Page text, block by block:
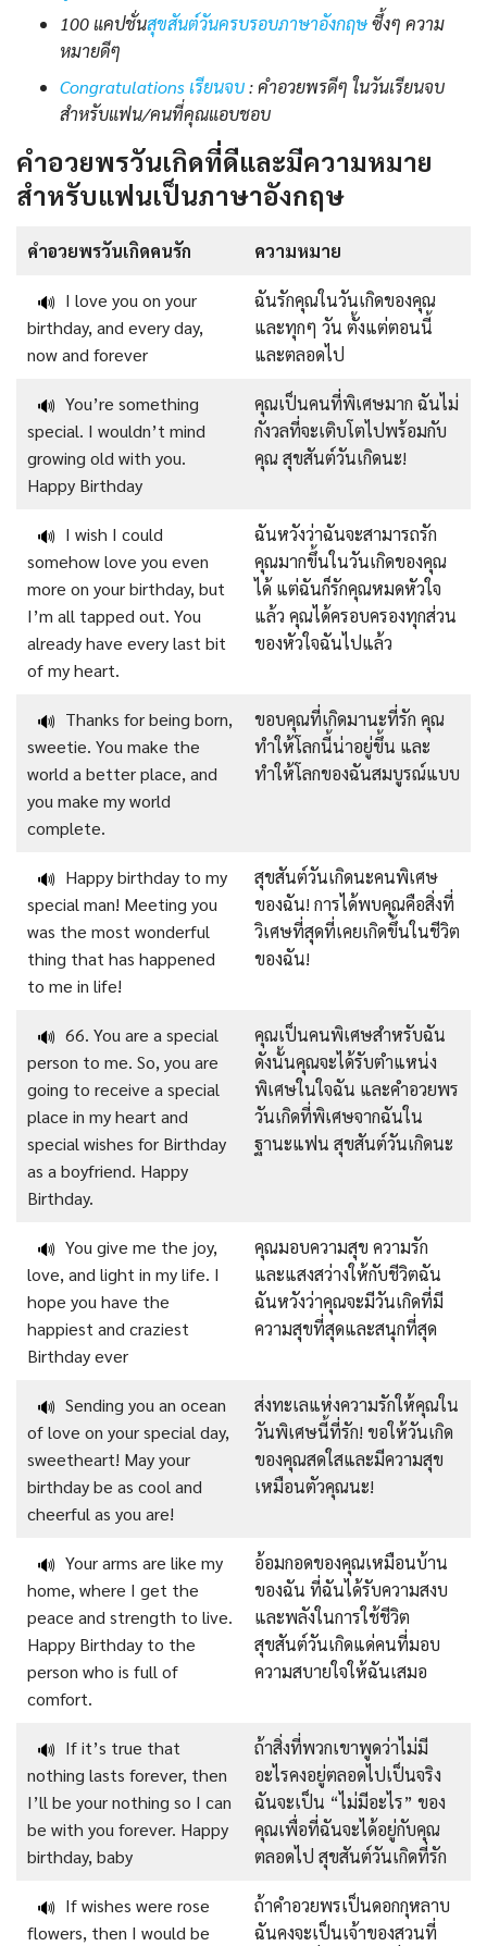
100 แคปชั่นสุขสันต์วันครบรอบภาษาอังกฤษซึ้งๆ ความ
หมายดีๆ
Congratulations เรียนจบ: คำอวยพรดีๆ ในวันเรียนจบ
สำหรับแฟน/คนที่คุณแอบชอบ
คำอวยพรวันเกิดที่ดีและมีความหมาย
สำหรับแฟนเป็นภาษาอังกฤษ
คำอวยพรวันเกิดคนรัก ความหมาย
🔊 I love you on your
birthday, and every day,
now and forever
ฉันรักคุณในวันเกิดของคุณ
และทุกๆ วัน ตั้งแต่ตอนนี้
และตลอดไป
🔊 You’re something
special. I wouldn’t mind
growing old with you.
Happy Birthday
คุณเป็นคนที่พิเศษมาก ฉันไม่
กังวลที่จะเติบโตไปพร้อมกับ
คุณ สุขสันต์วันเกิดนะ!
🔊 I wish I could
somehow love you even
more on your birthday, but
I’m all tapped out. You
already have every last bit
of my heart.
ฉันหวังว่าฉันจะสามารถรัก
คุณมากขึ้นในวันเกิดของคุณ
ได้ แต่ฉันก็รักคุณหมดหัวใจ
แล้ว คุณได้ครอบครองทุกส่วน
ของหัวใจฉันไปแล้ว
🔊 Thanks for being born,
sweetie. You make the
world a better place, and
you make my world
complete.
ขอบคุณที่เกิดมานะที่รัก คุณ
ทำให้โลกนี้น่าอยู่ขึ้น และ
ทำให้โลกของฉันสมบูรณ์แบบ
🔊 Happy birthday to my
special man! Meeting you
was the most wonderful
thing that has happened
to me in life!
สุขสันต์วันเกิดนะคนพิเศษ
ของฉัน! การได้พบคุณคือสิ่งที่
วิเศษที่สุดที่เคยเกิดขึ้นในชีวิต
ของฉัน!
🔊 66. You are a special
person to me. So, you are
going to receive a special
place in my heart and
special wishes for Birthday
as a boyfriend. Happy
Birthday.
คุณเป็นคนพิเศษสำหรับฉัน
ดังนั้นคุณจะได้รับตำแหน่ง
พิเศษในใจฉัน และคำอวยพร
วันเกิดที่พิเศษจากฉันใน
ฐานะแฟน สุขสันต์วันเกิดนะ
🔊 You give me the joy,
love, and light in my life. I
hope you have the
happiest and craziest
Birthday ever
คุณมอบความสุข ความรัก
และแสงสว่างให้กับชีวิตฉัน
ฉันหวังว่าคุณจะมีวันเกิดที่มี
ความสุขที่สุดและสนุกที่สุด
🔊 Sending you an ocean
of love on your special day,
sweetheart! May your
birthday be as cool and
cheerful as you are!
ส่งทะเลแห่งความรักให้คุณใน
วันพิเศษนี้ที่รัก! ขอให้วันเกิด
ของคุณสดใสและมีความสุข
เหมือนตัวคุณนะ!
🔊 Your arms are like my
home, where I get the
peace and strength to live.
Happy Birthday to the
person who is full of
comfort.
อ้อมกอดของคุณเหมือนบ้าน
ของฉัน ที่ฉันได้รับความสงบ
และพลังในการใช้ชีวิต
สุขสันต์วันเกิดแด่คนที่มอบ
ความสบายใจให้ฉันเสมอ
🔊 If it’s true that
nothing lasts forever, then
I’ll be your nothing so I can
be with you forever. Happy
birthday, baby
ถ้าสิ่งที่พวกเขาพูดว่าไม่มี
อะไรคงอยู่ตลอดไปเป็นจริง
ฉันจะเป็น “ไม่มีอะไร” ของ
คุณเพื่อที่ฉันจะได้อยู่กับคุณ
ตลอดไป สุขสันต์วันเกิดที่รัก
🔊 If wishes were rose
flowers, then I would be
ถ้าคำอวยพรเป็นดอกกุหลาบ
ฉันคงจะเป็นเจ้าของสวนที่